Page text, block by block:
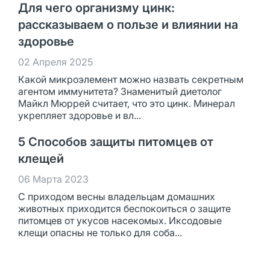
Для чего организму цинк:
рассказываем о пользе и влиянии на
здоровье
02 Апреля 2025
Какой микроэлемент можно назвать секретным
агентом иммунитета? Знаменитый диетолог
Майкл Мюррей считает, что это цинк. Минерал
укрепляет здоровье и вл...
5 Способов защиты питомцев от
клещей
06 Марта 2023
С приходом весны владельцам домашних
животных приходится беспокоиться о защите
питомцев от укусов насекомых. Иксодовые
клещи опасны не только для соба...